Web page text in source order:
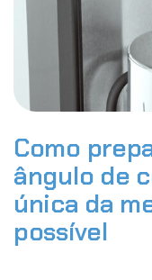
Como
ângulo de
única da
possível